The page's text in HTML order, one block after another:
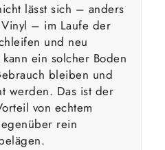
lässt sich – anders
– im Laufe der
und neu
ein solcher Boden
bleiben und
werden. Das ist der
von echtem
rein